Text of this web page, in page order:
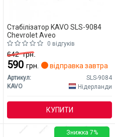
Стабілізатор KAVO SLS-9084
Chevrolet Aveo
0 відгуків
642грн.
590 грн. відправка завтра
Артикул:
SLS-9084
KAVO
Нідерланди
КУПИТИ
Знижка 7%